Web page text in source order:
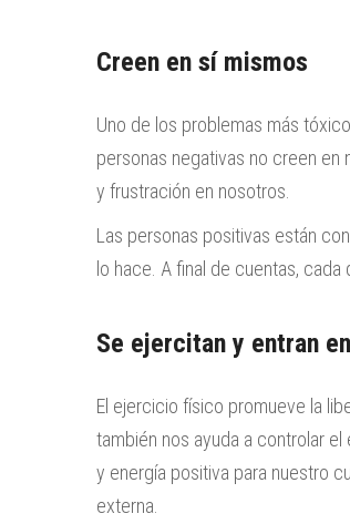
Creen en sí mismos
Uno de los problemas más
personas negativas no creen
y frustración en nosotros.
Las personas positivas están
lo hace. A final de cuentas,
Se ejercitan y entran
El ejercicio físico promueve la
también nos ayuda a controlar
y energía positiva para nuestro
externa.